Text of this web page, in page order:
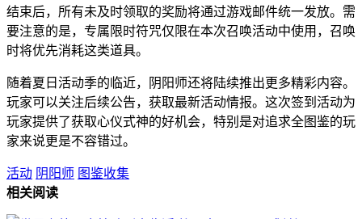
结束后，所有未及时领取的奖励将通过游戏邮件统一发放。需
要注意的是，专属限时符咒仅限在本次召唤活动中使用，召唤
时将优先消耗这类道具。
随着夏日活动季的临近，阴阳师还将陆续推出更多精彩内容。
玩家可以关注后续公告，获取最新活动情报。这次签到活动为
玩家提供了获取心仪式神的好机会，特别是对追求全图鉴的玩
家来说更是不容错过。
活动 阴阳师 图鉴收集
相关阅读